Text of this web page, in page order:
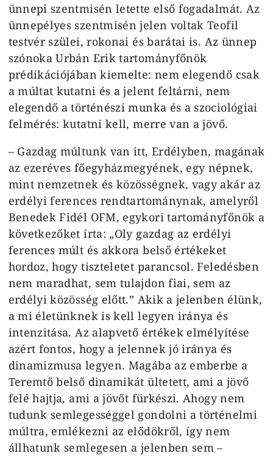
ünnepi szentmisén letette első fogadalmát. Az
ünnepélyes szentmisén jelen voltak Teofil
testvér szülei, rokonai és barátai is. Az ünnep
szónoka Urbán Erik tartományfőnök
prédikációjában kiemelte: nem elegendő csak
a múltat kutatni és a jelent feltárni, nem
elegendő a történészi munka és a szociológiai
felmérés: kutatni kell, merre van a jövő.
– Gazdag múltunk van itt, Erdélyben, magának
az ezeréves főegyházmegyének, egy népnek,
mint nemzetnek és közösségnek, vagy akár az
erdélyi ferences rendtartománynak, amelyről
Benedek Fidél OFM, egykori tartományfőnök a
következőket írta: „Oly gazdag az erdélyi
ferences múlt és akkora belső értékeket
hordoz, hogy tiszteletet parancsol. Feledésben
nem maradhat, sem tulajdon fiai, sem az
erdélyi közösség előtt.” Akik a jelenben élünk,
a mi életünknek is kell legyen iránya és
intenzitása. Az alapvető értékek elmélyítése
azért fontos, hogy a jelennek jó iránya és
dinamizmusa legyen. Magába az emberbe a
Teremtő belső dinamikát ültetett, ami a jövő
felé hajtja, ami a jövőt fürkészi. Ahogy nem
tudunk semlegességgel gondolni a történelmi
múltra, emlékezni az elődökről, így nem
állhatunk semlegesen a jelenben sem –